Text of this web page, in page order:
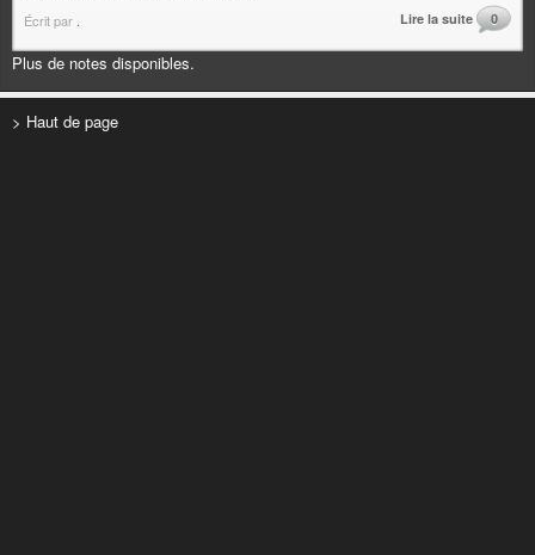
Écrit par Lire la suite 0
Plus de notes disponibles.
> Haut de page